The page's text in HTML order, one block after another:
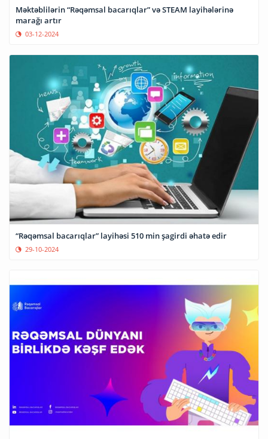
Məktəblilərin “Rəqəmsal bacarıqlar” və STEAM layihələrinə
marağı artır
03-12-2024
“Rəqəmsal bacarıqlar” layihəsi 510 min şagirdi əhatə edir
29-10-2024